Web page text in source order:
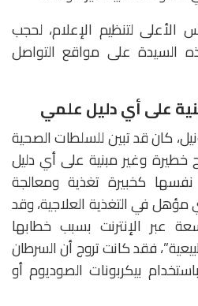
الأعلى لتنظيم الإعلام، لحجب
السيدة على مواقع التواصل
على أي دليل علمي
كان قد تبين للسلطات الصحية
خطيرة وغير مبنية على أي دليل
كخبيرة تغذية ومعالجة
مؤهل في التغذية العلاجية، وقد
عبر الإنترنت بسبب خطابها
فقد كانت تروج أن السرطان
بيكربونات الصوديوم أو